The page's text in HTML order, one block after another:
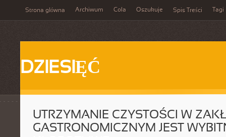
Strona główna Archiwum Cola Oszukuje Spis Treści Tagi
DZIESIĘĆ
UTRZYMANIE CZYSTOŚCI W
GASTRONOMICZNYM JEST